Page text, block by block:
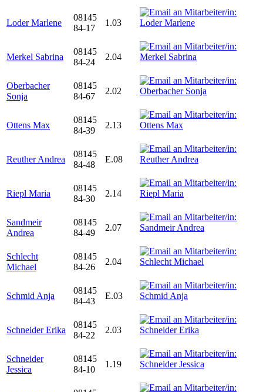
Loder Marlene
08145
84-17
1.03
Merkel Sabrina
08145
84-24
2.04
Oberbacher
Sonja
08145
84-67
2.02
Ottens Max
08145
84-39
2.13
Reuther Andrea
08145
84-48
E.08
Riepl Maria
08145
84-30
2.14
Sandmeir
Andrea
08145
84-49
2.07
Schlecht
Michael
08145
84-26
2.04
Schmid Anja
08145
84-43
E.03
Schneider Erika
08145
84-22
2.03
Schneider
Jessica
08145
84-10
1.19